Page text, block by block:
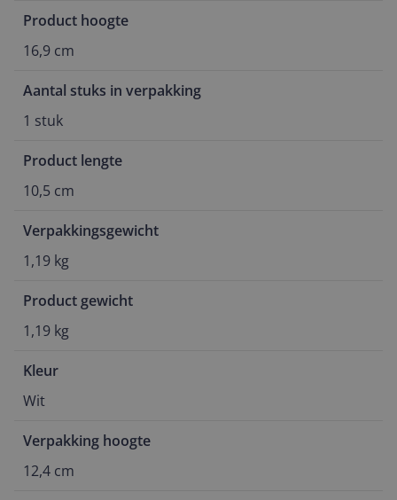
Product hoogte
16,9 cm
Aantal stuks in verpakking
1 stuk
Product lengte
10,5 cm
Verpakkingsgewicht
1,19 kg
Product gewicht
1,19 kg
Kleur
Wit
Verpakking hoogte
12,4 cm